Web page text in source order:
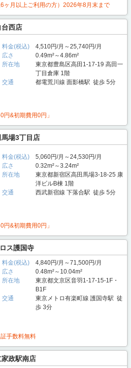
ヶ月以上ご利用の方）2026年8月末まで
西店
料金(税込)
4,510円/月～25,740円/月
広さ
0.49m²～4.86m²
所在地
東京都豊島区高田1-17-19 高田一
丁目倉庫 1階
交通
都電荒川線 面影橋駅 徒歩 5分
円&初期費用0円」
場3丁目店
料金(税込)
5,060円/月～24,530円/月
広さ
0.32m²～3.24m²
所在地
東京都新宿区高田馬場3-18-25 康
洋ビルB棟 1階
交通
西武新宿線 下落合駅 徒歩 5分
円&初期費用0円」
ス護国寺
料金(税込)
4,840円/月～71,500円/月
広さ
0.48m²～10.04m²
所在地
東京都文京区音羽1-17-15-1F・
B1F
交通
東京メトロ有楽町線 護国寺駅 徒
歩 3分
手数料無料
政駅南店